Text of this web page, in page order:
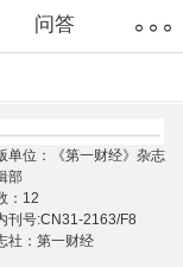
问答
单位：《第一财经》杂志
部
：12
刊号:CN31-2163/F8
社：第一财经